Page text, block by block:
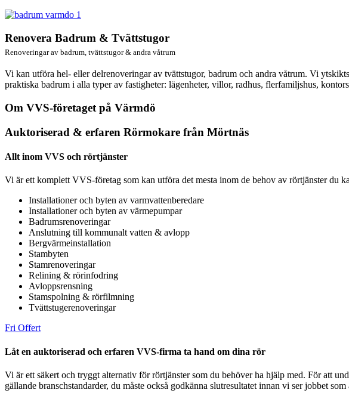
Renovera Badrum & Tvättstugor
Renoveringar av badrum, tvättstugor & andra våtrum
Vi kan utföra hel- eller delrenoveringar av tvättstugor, badrum och andra våtrum. Vi
praktiska badrum i alla typer av fastigheter: lägenheter, villor, radhus, flerfamiljshus,
Om VVS-företaget på Värmdö
Auktoriserad & erfaren Rörmokare från Mörtnäs
Allt inom VVS och rörtjänster
Vi är ett komplett VVS-företag som kan utföra det mesta inom de behov av rörtjänster du
Installationer och byten av varmvattenberedare
Installationer och byten av värmepumpar
Badrumsrenoveringar
Anslutning till kommunalt vatten & avlopp
Bergvärmeinstallation
Stambyten
Stamrenoveringar
Relining & rörinfodring
Avloppsrensning
Stamspolning & rörfilmning
Tvättstugerenoveringar
Fri Offert
Låt en auktoriserad och erfaren VVS-firma ta hand om dina rör
Vi är ett säkert och tryggt alternativ för rörtjänster som du behöver ha hjälp med. För att
gällande branschstandarder, du måste också godkänna slutresultatet innan vi ser jobbet som